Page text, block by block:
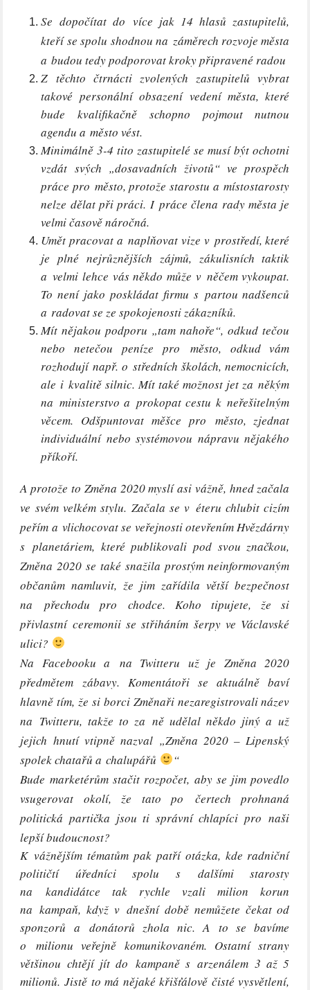
Se dopočítat do více jak 14 hlasů zastupitelů,
kteří se spolu shodnou na záměrech rozvoje města
a budou tedy podporovat kroky připravené radou
Z těchto čtrnácti zvolených zastupitelů vybrat
takové personální obsazení vedení města, které
bude kvalifikačně schopno pojmout nutnou
agendu a město vést.
Minimálně 3-4 tito zastupitelé se musí být ochotni
vzdát svých „dosavadních životů“ ve prospěch
práce pro město, protože starostu a místostarosty
nelze dělat při práci. I práce člena rady města je
velmi časově náročná.
Umět pracovat a naplňovat vize v prostředí, které
je plné nejrůznějších zájmů, zákulisních taktik
a velmi lehce vás někdo může v něčem vykoupat.
To není jako poskládat firmu s partou nadšenců
a radovat se ze spokojenosti zákazníků.
Mít nějakou podporu „tam nahoře“, odkud tečou
nebo netečou peníze pro město, odkud vám
rozhodují např. o středních školách, nemocnicích,
ale i kvalitě silnic. Mít také možnost jet za někým
na ministerstvo a prokopat cestu k neřešitelným
věcem. Odšpuntovat měšce pro město, zjednat
individuální nebo systémovou nápravu nějakého
příkoří.
A protože to Změna 2020 myslí asi vážně, hned začala
ve svém velkém stylu. Začala se v éteru chlubit cizím
peřím a vlichocovat se veřejnosti otevřením Hvězdárny
s planetáriem, které publikovali pod svou značkou,
Změna 2020 se také snažila prostým neinformovaným
občanům namluvit, že jim zařídila větší bezpečnost
na přechodu pro chodce. Koho tipujete, že si
přivlastní ceremonii se střiháním šerpy ve Václavské
ulici?
Na Facebooku a na Twitteru už je Změna 2020
předmětem zábavy. Komentátoři se aktuálně baví
hlavně tím, že si borci Změnaři nezaregistrovali název
na Twitteru, takže to za ně udělal někdo jiný a už
jejich hnutí vtipně nazval „Změna 2020 – Lipenský
spolek chatařů a chalupářů
“
Bude marketérům stačit rozpočet, aby se jim povedlo
vsugerovat okolí, že tato po čertech prohnaná
politická partička jsou ti správní chlapíci pro naši
lepší budoucnost?
K vážnějším tématům pak patří otázka, kde radniční
političtí úředníci spolu s dalšími starosty
na kandidátce tak rychle vzali milion korun
na kampaň, když v dnešní době nemůžete čekat od
sponzorů a donátorů zhola nic. A to se bavíme
o milionu veřejně komunikovaném. Ostatní strany
většinou chtějí jít do kampaně s arzenálem 3 až 5
milionů. Jistě to má nějaké křišťálově čisté vysvětlení,